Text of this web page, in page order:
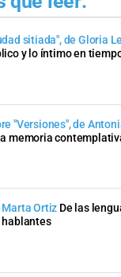
sitiada", de Gloria
y lo íntimo en
"Versiones", de
memoria
Marta Ortiz De las
hablantes